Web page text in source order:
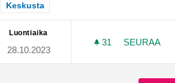
Rajaa tulokset teeman mukaan: Keskusta
Keskusta
Luontiaika
28.10.2023
31 31
SEURAA